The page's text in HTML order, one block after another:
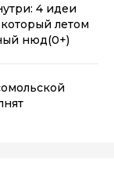
4 идеи
летом
нюд(0+)